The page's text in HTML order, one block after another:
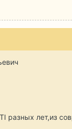
разных лет,из